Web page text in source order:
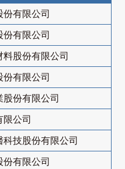
份有限公司
有限公司
股份有限公司
有限公司
份有限公司
公司
科技股份有限公司
有限公司